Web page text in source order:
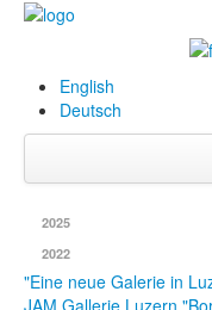
English
Deutsch
Bilder
2025
2022
"Eine neue Galerie in